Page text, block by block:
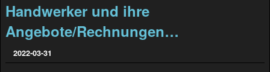
Handwerker und ihre
Angebote/Rechnungen…
2022-03-31